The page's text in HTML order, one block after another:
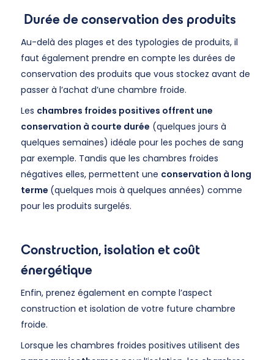
Durée de conservation des produits
Au-delà des plages et des typologies de produits, il
faut également prendre en compte les durées de
conservation des produits que vous stockez avant de
passer à l’achat d’une chambre froide.
Les chambres froides positives offrent une
conservation à courte durée (quelques jours à
quelques semaines) idéale pour les poches de sang
par exemple. Tandis que les chambres froides
négatives elles, permettent une conservation à long
terme (quelques mois à quelques années) comme
pour les produits surgelés.
Construction, isolation et coût
énergétique
Enfin, prenez également en compte l’aspect
construction et isolation de votre future chambre
froide.
Lorsque les chambres froides positives utilisent des